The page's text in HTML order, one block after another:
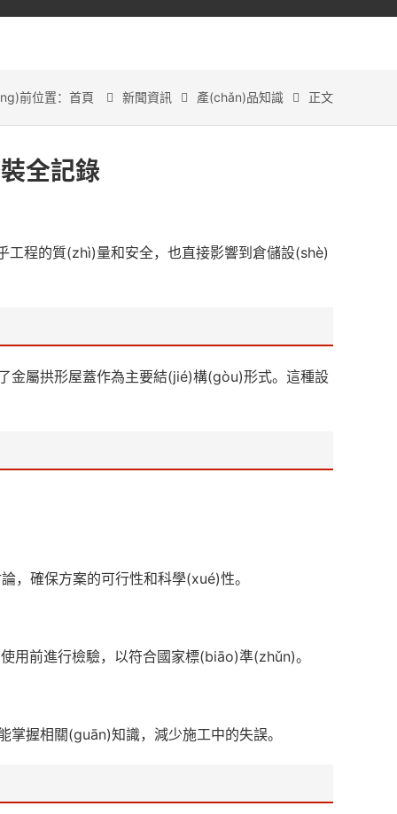
前位置： 首頁  新聞資訊  產(chǎn)品知識  正文
全記錄
程的質(zhì)量和安全，也直接影響到倉儲設(shè)
金屬拱形屋蓋作為主要結(jié)構(gòu)形式。這種設
，確保方案的可行性和科學(xué)性。
用前進行檢驗，以符合國家標(biāo)準(zhǔn)。
握相關(guān)知識，減少施工中的失誤。